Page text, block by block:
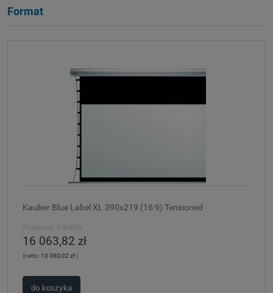
Format
Kauber Blue Label XL 390x219 (16:9) Tensioned
Producent: KAUBER
16 063,82 zł
(netto: 13 060,02 zł)
do koszyka